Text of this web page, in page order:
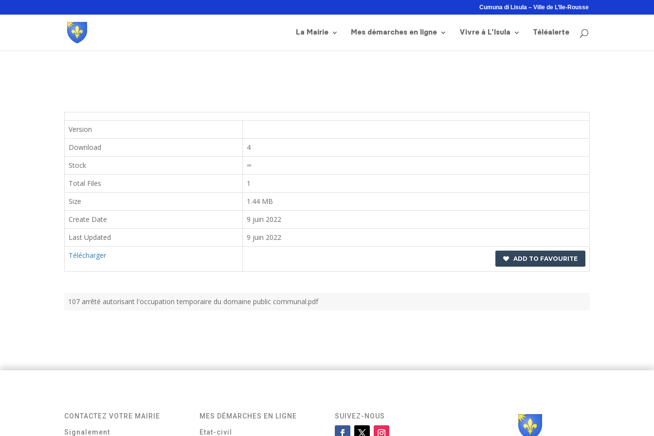
Cumuna di Lisula – Ville de L’Ile-Rousse
La Mairie Mes démarches en ligne Vivre à L’Isula Téléalerte
Version
Download
4
Stock
∞
Total Files
1
Size
1.44 MB
Create Date
9 juin 2022
Last Updated
9 juin 2022
Télécharger
ADD TO FAVOURITE
107 arrêté autorisant l'occupation temporaire du domaine public communal.pdf
CONTACTEZ VOTRE MAIRIE
Signalement
MES DÉMARCHES EN LIGNE
Etat-civil
SUIVEZ-NOUS